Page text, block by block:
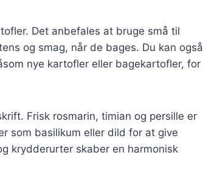
Det anbefales at bruge små til
og smag, når de bages. Du kan også
nye kartofler eller bagekartofler, for
Frisk rosmarin, timian og persille er
som basilikum eller dild for at give
krydderurter skaber en harmonisk